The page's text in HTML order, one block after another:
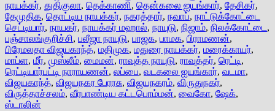
நாயக்கர், துதிகுலா, தெக்காணி, தென்கலை ஐயங்கார், தேசிகர்,
தேமுதிக, தொட்டிய நாயக்கர், நகரத்தார், நவாப், நாட்டுக்கோட்டை
செட்டியார், நாயகர், நாயக்கர் மஹால், நாயுடு, நிஜாம், நிலக்கோட்டை ,
பஞ்சாலங்குறிச்சி, பலீஜா நாயுடு, பாஜக, பாமக, பிராமணன்,
பிரேமலதா விஜயகாந்த், மதிமுக, மதுரை நாயக்கர், மரைக்காயர்,
மாப்ள, மீர், முஸ்லீம், மைமன், ராவுத்த நாயுடு, ராவுத்தர், ரெட்டி,
ரெட்டியார்பட்டி நாராயணன், லப்பை, வடகலை ஐயங்கார், வடமா,
விஜயகாந்த், விஜயநகர பேரரசு, விஜயநகரம், விருதுநகர்,
விருத்தாச்சலம், வீரபாண்டிய கட்டபொம்மன், வைகோ, ஷேக்,
ஸ்டாலின்